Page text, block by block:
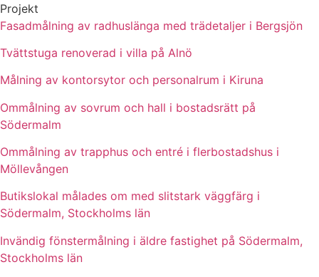
Projekt
Fasadmålning av radhuslänga med trädetaljer i Bergsjön
Tvättstuga renoverad i villa på Alnö
Målning av kontorsytor och personalrum i Kiruna
Ommålning av sovrum och hall i bostadsrätt på
Södermalm
Ommålning av trapphus och entré i flerbostadshus i
Möllevången
Butikslokal målades om med slitstark väggfärg i
Södermalm, Stockholms län
Invändig fönstermålning i äldre fastighet på Södermalm,
Stockholms län